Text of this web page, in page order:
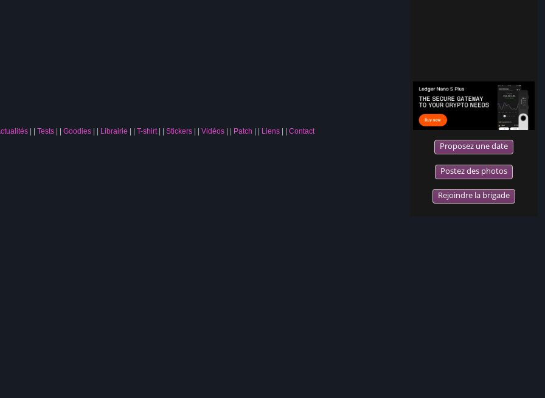
Proposez une date
Postez des photos
Rejoindre la brigade
Tests Goodies Librairie T-shirt| Stickers Vidéos Patch Liens Contact